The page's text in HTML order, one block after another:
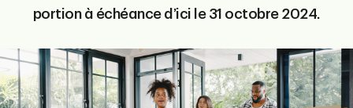
portion à échéance d’ici le 31 octobre 2024.